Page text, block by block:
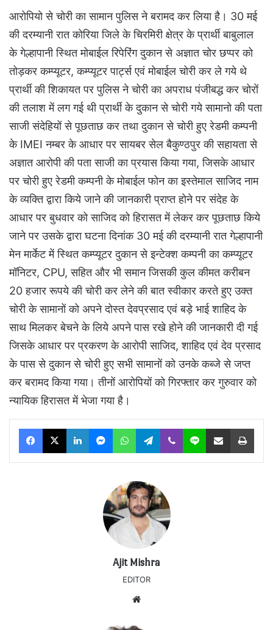
आरोपियो से चोरी का सामान पुलिस ने बरामद कर लिया है। 30 मई
की दरम्यानी रात कोरिया जिले के चिरमिरी क्षेत्र के प्रार्थी बाबुलाल
के गेल्हापानी स्थित मोबाईल रिपेरिंग दुकान से अज्ञात चोर छप्पर को
तोड़कर कम्प्यूटर, कम्प्यूटर पार्ट्स एवं मोबाईल चोरी कर ले गये थे
प्रार्थी की शिकायत पर पुलिस ने चोरी का अपराध पंजीबद्ध कर चोरों
की तलाश में लग गई थी प्रार्थी के दुकान से चोरी गये सामानो की पता
साजी संदेहियों से पूछताछ कर तथा दुकान से चोरी हुए रेडमी कम्पनी
के IMEI नम्बर के आधार पर सायबर सेल बैकुण्ठपुर की सहायता से
अज्ञात आरोपी की पता साजी का प्रयास किया गया, जिसके आधार
पर चोरी हुए रेडमी कम्पनी के मोबाईल फोन का इस्तेमाल साजिद नाम
के व्यक्ति द्वारा किये जाने की जानकारी प्राप्त होने पर संदेह के
आधार पर बुधवार को साजिद को हिरासत में लेकर कर पूछताछ किये
जाने पर उसके द्वारा घटना दिनांक 30 मई की दरम्यानी रात गेल्हापानी
मेन मार्केट में स्थित कम्प्यूटर दुकान से इन्टेक्श कम्पनी का कम्प्यूटर
मॉनिटर, CPU, सहित और भी समान जिसकी कुल कीमत करीबन
20 हजार रूपये की चोरी कर लेने की बात स्वीकार करते हुए उक्त
चोरी के सामानों को अपने दोस्त देवप्रसाद एवं बड़े भाई शाहिद के
साथ मिलकर बेचने के लिये अपने पास रखे होने की जानकारी दी गई
जिसके आधार पर प्रकरण के आरोपी साजिद, शाहिद एवं देव प्रसाद
के पास से दुकान से चोरी हुए सभी सामानों को उनके कब्जे से जप्त
कर बरामद किया गया। तीनों आरोपियों को गिरफ्तार कर गुरुवार को
न्यायिक हिरासत में भेजा गया है।
Facebook
X LinkedInMessengerWhatsAppTelegram
Viber Line Share via Email Print
Ajit Mishra
EDITOR